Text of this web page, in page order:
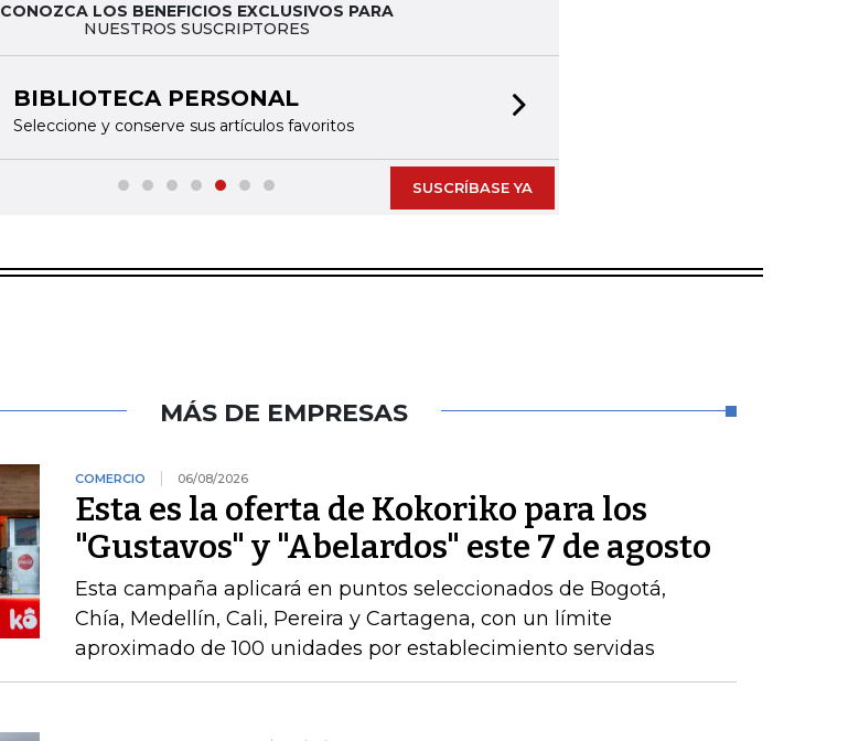
CONOZCA LOS BENEFICIOS EXCLUSIVOS PARA
NUESTROS SUSCRIPTORES
BIBLIOTECA PERSONAL
Seleccione y conserve sus artículos favoritos
SUSCRÍBASE YA
MÁS DE EMPRESAS
COMERCIO 06/08/2026
Esta es la oferta de Kokoriko para los
"Gustavos" y "Abelardos" este 7 de agosto
Esta campaña aplicará en puntos seleccionados de Bogotá,
Chía, Medellín, Cali, Pereira y Cartagena, con un límite
aproximado de 100 unidades por establecimiento servidas